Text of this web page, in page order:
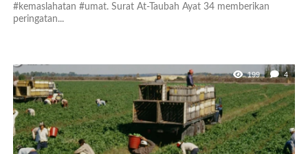
#kemaslahatan #umat. Surat At-Taubah Ayat 34 memberikan
peringatan...
199 4